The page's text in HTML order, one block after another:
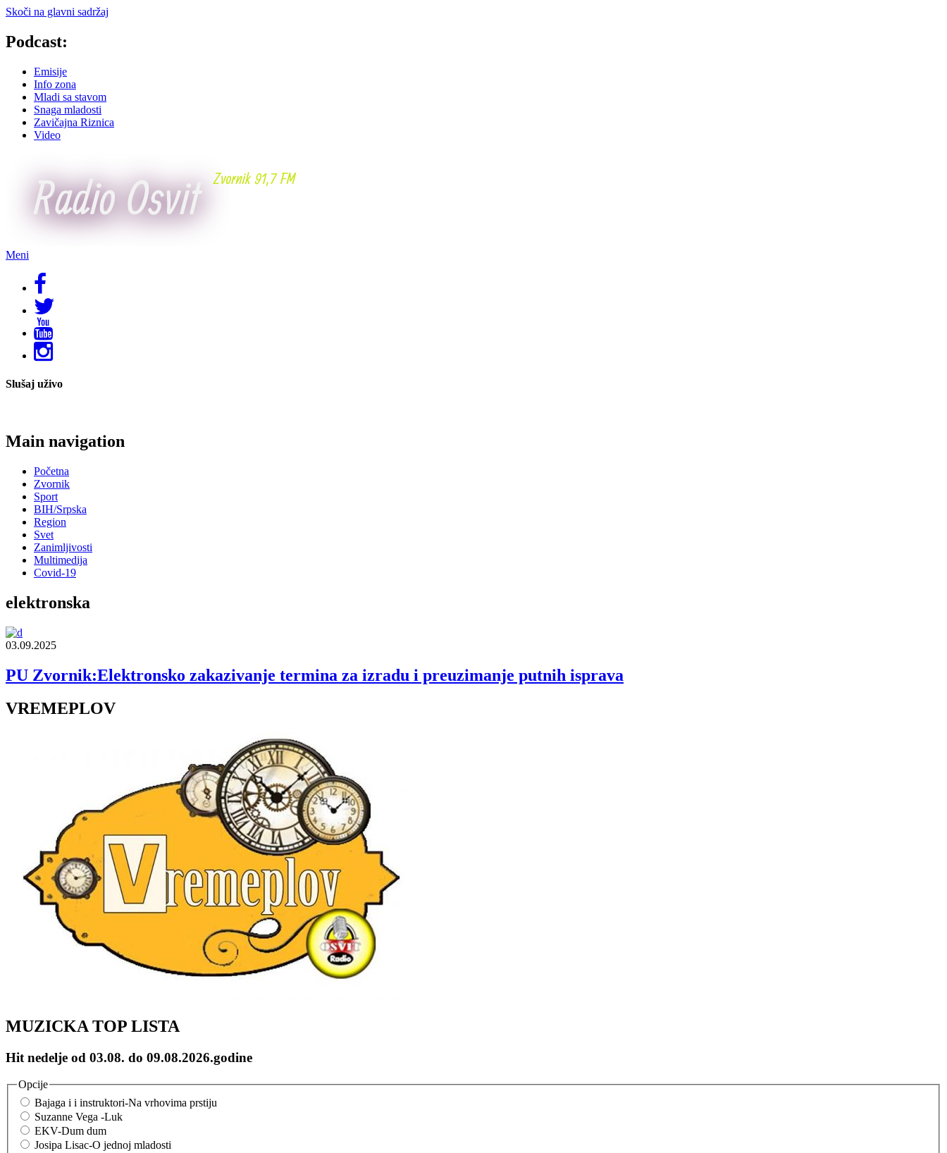
Skoči na glavni sadržaj
Podcast:
Emisije
Info zona
Mladi sa stavom
Snaga mladosti
Zavičajna Riznica
Video
Meni
Slušaj uživo
Main navigation
Početna
Zvornik
Sport
BIH/Srpska
Region
Svet
Zanimljivosti
Multimedija
Covid-19
elektronska
03.09.2025
PU Zvornik:Elektronsko zakazivanje termina za izradu i preuzimanje putnih isprava
VREMEPLOV
MUZICKA TOP LISTA
Hit nedelje od 03.08. do 09.08.2026.godine
Opcije
Bajaga i i instruktori-Na vrhovima prstiju
Suzanne Vega -Luk
EKV-Dum dum
Josipa Lisac-O jednoj mladosti